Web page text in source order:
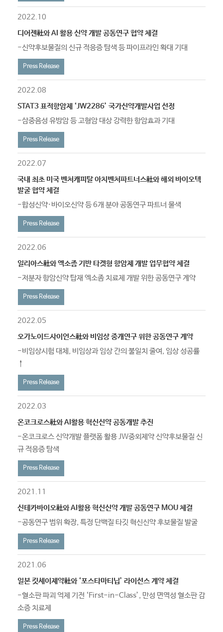
2022.10
디어젠社와 AI 활용 신약 개발 공동연구 협약 체결
-신약후보물질의 신규 적응증 탐색 등 파이프라인 확대 기대
Press Release
2022.08
STAT3 표적항암제 ‘JW2286’ 국가신약개발사업 선정
-삼중음성 유방암 등 고형암 대상 강력한 항암효과 기대
Press Release
2022.07
국내 최초 미국 벤처캐피탈 아치벤처파트너스社와 해외 바이오텍
발굴 협약 체결
-합성신약·바이오신약 등 6개 분야 공동연구 파트너 물색​​
Press Release
2022.06
일리아스社와 엑소좀 기반 타겟형 항암제 개발 업무협약 체결
-저분자 항암신약 탑재 엑소좀 치료제 개발 위한 공동연구 계약
Press Release
2022.05
오가노이드사이언스社와 비임상 중개연구 위한 공동연구 계약
-비임상시험 대체, 비임상과 임상 간의 불일치 줄여, 임상 성공률
↑​​
Press Release
2022.03
온코크로스社와 AI활용 혁신신약 공동개발 추진
-온코크로스 신약개발 플랫폼 활용 JW중외제약 신약후보물질 신
규 적응증 탐색​​
Press Release
2021.11
신테카바이오社와 AI활용 혁신신약 개발 공동연구 MOU 체결
-공동연구 범위 확장, 특정 단백질 타깃 혁신신약 후보물질 발굴​​
Press Release
2021.06
일본 킷세이제약社와 ‘포스타마티닙’ 라이선스 계약 체결
-혈소판 파괴 억제 기전 ‘First-in-Class’, 만성 면역성 혈소판 감
소증 치료제​​
Press Release